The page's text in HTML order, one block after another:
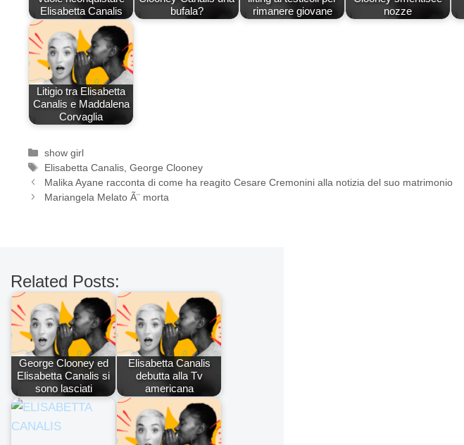
Elisabetta Canalis
bufala?
rimanere giovane
nozze
Litigio tra Elisabetta
Canalis e Maddalena
Corvaglia
Categorie
show girl
Tag
Elisabetta Canalis ,George Clooney
Malika Ayane racconta di come ha reagito Cesare Cremonini alla notizia del suo matrimonio
Mariangela Melato Ã¨ morta
Related Posts:
George Clooney ed
Elisabetta Canalis si
sono lasciati
Elisabetta Canalis
debutta alla Tv
americana